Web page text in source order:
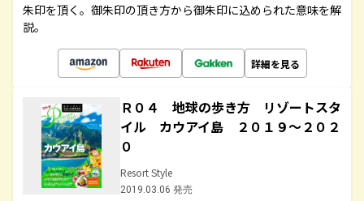
朱印を頂く。御朱印の頂き方から御朱印に込められた意味を解
説。
詳細を見る
Ｒ０４ 地球の歩き方 リゾートスタ
イル カウアイ島 ２０１９～２０２
０
Resort Style
2019.03.06 発売